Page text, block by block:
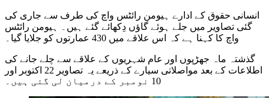
انسانی حقوق کے ادارے ہیومن رائٹس واچ کی طرف سے جاری کی
گئی تصاویر میں جلے ہوئے گاؤں دِکھائے گئے ہیں۔ ہیومن رائٹس
واچ کا کہنا ہے کہ اس علاقے میں 430 عمارتوں کو جلایا گیا۔
گذشتہ ماہ جھڑپوں اور عام شہریوں کے علاقے سے چلے جانے کی
اطلاعات کے بعد مواصلاتی سیارے کے ذریعے یہ تصاویر 22 اکتوبر اور
10 نومبر کے درمیان لی گئی ہیں۔